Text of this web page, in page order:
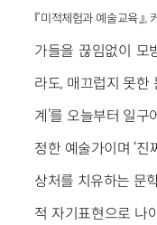
『미적체험과 예술교육』
가들을 끊임없이 모
라도, 매끄럽지 못한
계’를 오늘부터 일
정한 예술가이며 ‘진
상처를 치유하는 문
적 자기표현으로 나